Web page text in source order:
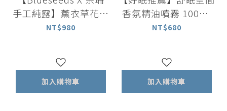
手工純露】薰衣草花萃
精露噴霧 100ml
NT$980
加入購物車
香氛精油噴霧 100ml
｜薰衣草與洋甘菊
NT$680
加入購物車